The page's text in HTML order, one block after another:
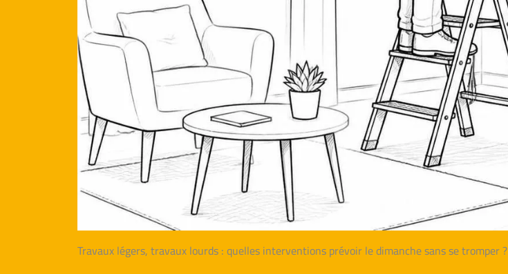
Travaux légers, travaux lourds : quelles interventions prévoir le dimanche sans se tromper ?